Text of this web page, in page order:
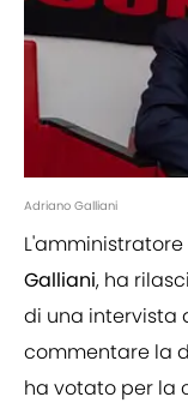
Adriano Galliani
Galliani, ha
di una intervista
commentare la
ha votato per la